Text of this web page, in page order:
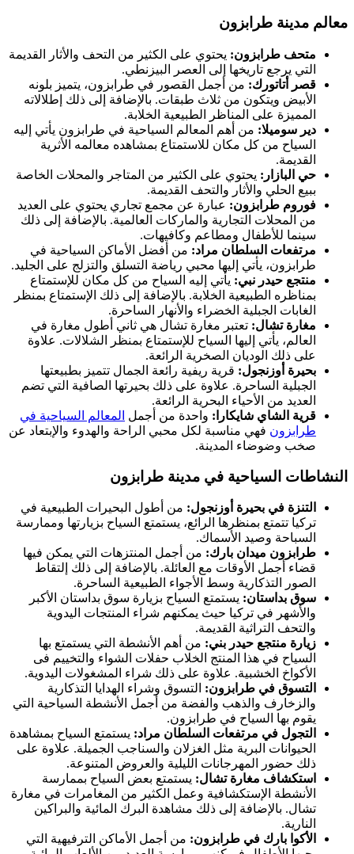
معالم مدينة طرابزون
متحف طرابزون: يحتوي على الكثير من التحف والأثار القديمة
التي يرجع تاريخها إلى العصر البيزنطي.
قصر أتاتورك: من أجمل القصور في طرابزون، يتميز بلونه
الأبيض ويتكون من ثلاث طبقات. بالإضافة إلى ذلك إطلالاته
المميزة على المناظر الطبيعية الخلابة.
دير سوميلا: من أهم المعالم السياحية في طرابزون يأتي إليه
السياح من كل مكان للاستمتاع بمشاهده معالمه الأثرية
القديمة.
حي البازار: يحتوي على الكثير من المتاجر والمحلات الخاصة
ببيع الحلي والأثار والتحف القديمة.
فوروم طرابزون: عبارة عن مجمع تجاري يحتوي على العديد
من المحلات التجارية والماركات العالمية. بالإضافة إلى ذلك
سينما للأطفال ومطاعم وكافيهات.
مرتفعات السلطان مراد: من أفضل الأماكن السياحية في
طرابزون، يأتي إليها محبي رياضة التسلق والتزلج على الجليد.
منتجع حيدر نبي: يأتي إليه السياح من كل مكان للإستمتاع
بمناظره الطبيعية الخلابة. بالإضافة إلى ذلك الإستمتاع بمنظر
الغابات الجبلية الخضراء والأنهار الساحرة.
مغارة تشال: تعتبر مغارة تشال هي ثاني أطول مغارة في
العالم، يأتي إليها السياح للإستمتاع بمنظر الشلالات. علاوة
على ذلك الوديان الصخرية الرائعة.
بحيرة أوزنجول: قرية ريفية رائعة الجمال تتميز بطبيعتها
الجبلية الساحرة. علاوة على ذلك بحيرتها الصافية التي تضم
العديد من الأحياء البحرية الرائعة.
قرية الشاي شايكارا: واحدة من أجمل المعالم السياحية في
طرابزون فهي مناسبة لكل محبي الراحة والهدوء والإبتعاد عن
صخب وضوضاء المدينة.
النشاطات السياحية في مدينة طرابزون
التنزة في بحيرة أوزنجول: من أطول البحيرات الطبيعية في
تركيا تتمتع بمنظرها الرائع، يستمتع السياح بزيارتها وممارسة
السباحة وصيد الأسماك.
طرابزون ميدان بارك: من أجمل المنتزهات التي يمكن فيها
قضاء أجمل الأوقات مع العائلة. بالإضافة إلى ذلك إلتقاط
الصور التذكارية وسط الأجواء الطبيعية الساحرة.
سوق بداستان: يستمتع السياح بزيارة سوق بداستان الأكبر
والأشهر في تركيا حيث يمكنهم شراء المنتجات اليدوية
والتحف التراثية القديمة.
زيارة منتجع حيدر بني: من أهم الأنشطة التي يستمتع بها
السياح في هذا المنتج الخلاب حفلات الشواء والتخييم فى
الأكواخ الخشبية. علاوة على ذلك شراء المشغولات اليدوية.
التسوق في طرابزون: التسوق وشراء الهدايا التذكارية
والزخارف والذهب والفضة من أجمل الأنشطة السياحية التي
يقوم بها السياح في طرابزون.
التجول في مرتفعات السلطان مراد: يستمتع السياح بمشاهدة
الحيوانات البرية مثل الغزلان والسناجب الجميلة. علاوة على
ذلك حضور المهرجانات الليلية والعروض المتنوعة.
استكشاف مغارة تشال: يستمتع بعض السياح بممارسة
الأنشطة الإستكشافية وعمل الكثير من المغامرات في مغارة
تشال. بالإضافة إلى ذلك مشاهدة البرك المائية والبراكين
النارية.
الأكوا بارك في طرابزون: من أجمل الأماكن الترفيهية التي